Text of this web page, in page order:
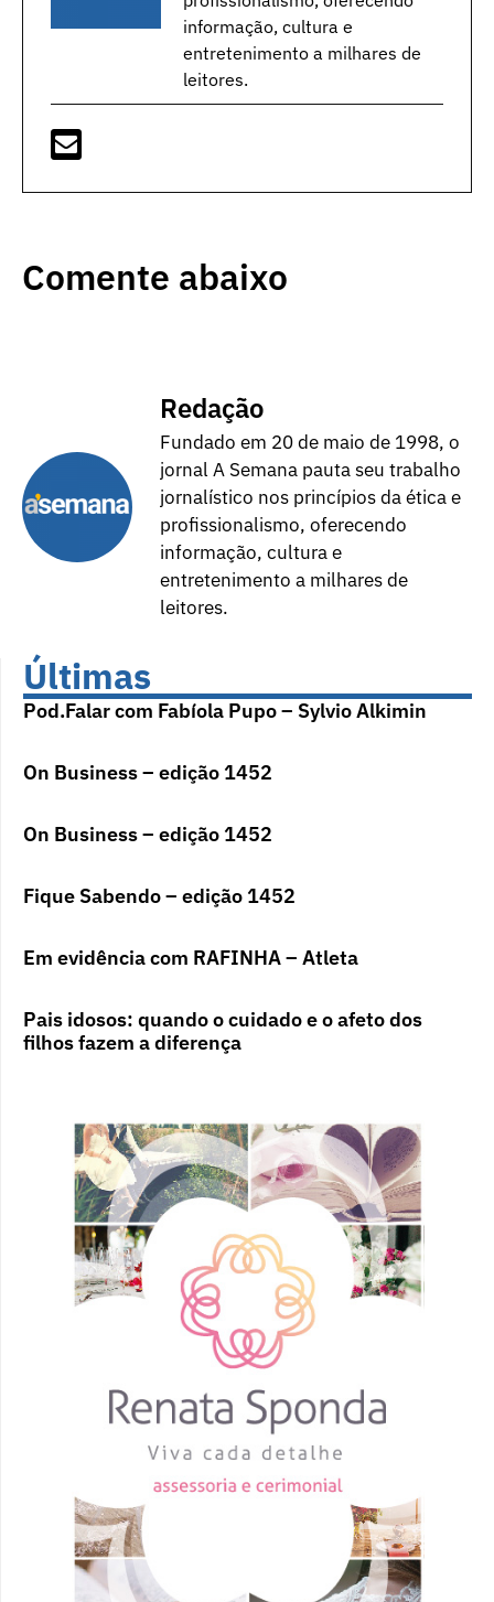
informação, cultura e
entretenimento a milhares de
leitores.
Comente abaixo
Redação
Fundado em 20 de maio de 1998, o
jornal A Semana pauta seu trabalho
jornalístico nos princípios da ética e
profissionalismo, oferecendo
informação, cultura e
entretenimento a milhares de
leitores.
Últimas
Pod.Falar com Fabíola Pupo – Sylvio Alkimin
On Business – edição 1452
On Business – edição 1452
Fique Sabendo – edição 1452
Em evidência com RAFINHA – Atleta
Pais idosos: quando o cuidado e o afeto dos
filhos fazem a diferença